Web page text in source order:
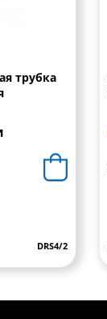
трубка
DRS4/2